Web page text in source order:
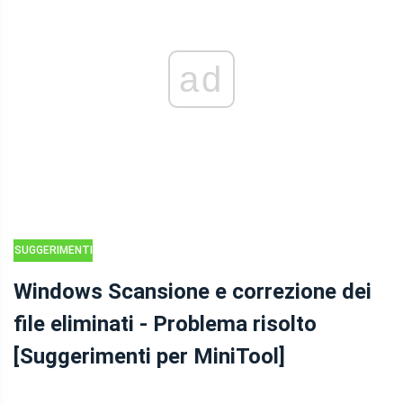
ad
SUGGERIMENTI
RECUPERO DEI
DATI
Windows Scansione e correzione dei
file eliminati - Problema risolto
[Suggerimenti per MiniTool]